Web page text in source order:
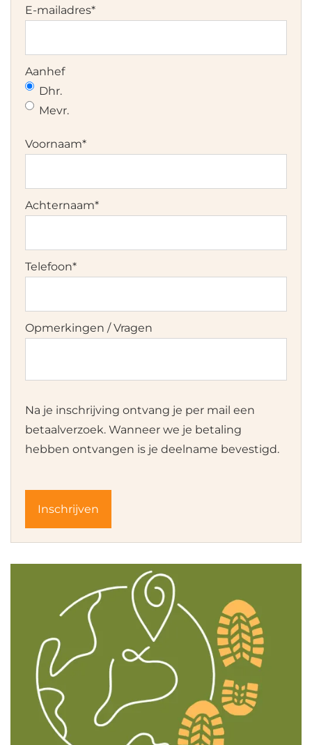
dash
JJJJ
E-mailadres*
Aanhef
Dhr.
Mevr.
Voornaam*
Achternaam*
Telefoon*
Opmerkingen / Vragen
Na je inschrijving ontvang je per mail een
betaalverzoek. Wanneer we je betaling
hebben ontvangen is je deelname bevestigd.